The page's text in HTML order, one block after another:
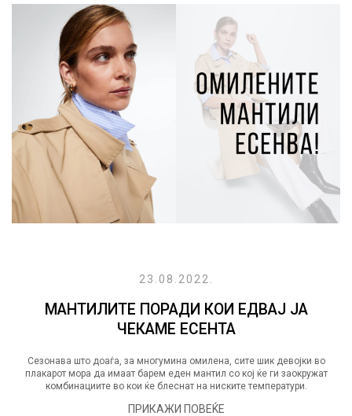
23.08.2022.
МАНТИЛИТЕ ПОРАДИ КОИ ЕДВАЈ ЈА
ЧЕКАМЕ ЕСЕНТА
Сезонава што доаѓа, за многумина омилена, сите шик девојки во
плакарот мора да имаат барем еден мантил со кој ќе ги заокружат
комбинациите во кои ќе блеснат на ниските температури.
ПРИКАЖИ ПОВЕЌЕ